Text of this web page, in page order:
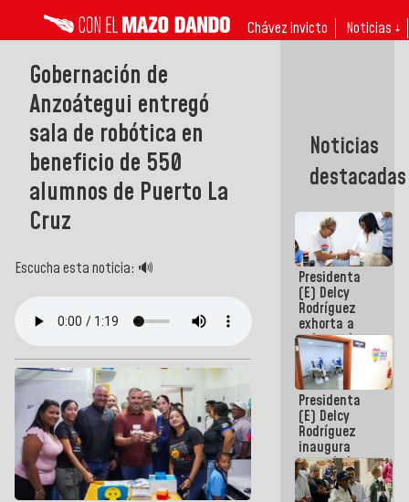
Chávez invicto Noticias ↓
Gobernación de
Anzoátegui entregó
sala de robótica en
beneficio de 550
alumnos de Puerto La
Cruz
Escucha esta noticia: 🔊
Noticias
destacadas
Presidenta
(E) Delcy
Rodríguez
exhorta a
gobernadores
y alcaldes a
edificar
casas para
abuelos
Presidenta
(E) Delcy
Rodríguez
inaugura
casa de los
Abuelos
Primavera